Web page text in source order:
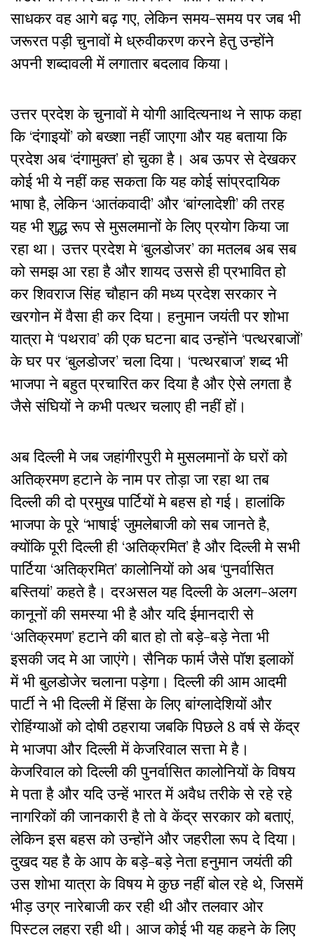
साधकर वह आगे बढ़ गए, लेकिन समय-समय पर जब भी
जरूरत पड़ी चुनावों मे ध्रुवीकरण करने हेतु उन्होंने
अपनी शब्दावली में लगातार बदलाव किया।
उत्तर प्रदेश के चुनावों मे योगी आदित्यनाथ ने साफ कहा
कि ‘दंगाइयों’ को बख्शा नहीं जाएगा और यह बताया कि
प्रदेश अब ‘दंगामुक्त’ हो चुका है। अब ऊपर से देखकर
कोई भी ये नहीं कह सकता कि यह कोई सांप्रदायिक
भाषा है, लेकिन ‘आतंकवादी’ और ‘बांग्लादेशी’ की तरह
यह भी शुद्ध रूप से मुसलमानों के लिए प्रयोग किया जा
रहा था। उत्तर प्रदेश मे ‘बुलडोजर’ का मतलब अब सब
को समझ आ रहा है और शायद उससे ही प्रभावित हो
कर शिवराज सिंह चौहान की मध्य प्रदेश सरकार ने
खरगोन में वैसा ही कर दिया। हनुमान जयंती पर शोभा
यात्रा मे ‘पथराव’ की एक घटना बाद उन्होंने ‘पत्थरबाजों’
के घर पर ‘बुलडोजर’ चला दिया। ‘पत्थरबाज’ शब्द भी
भाजपा ने बहुत प्रचारित कर दिया है और ऐसे लगता है
जैसे संघियों ने कभी पत्थर चलाए ही नहीं हों।
अब दिल्ली मे जब जहांगीरपुरी मे मुसलमानों के घरों को
अतिक्रमण हटाने के नाम पर तोड़ा जा रहा था तब
दिल्ली की दो प्रमुख पार्टियों मे बहस हो गई। हालांकि
भाजपा के पूरे ‘भाषाई’ जुमलेबाजी को सब जानते है,
क्योंकि पूरी दिल्ली ही ‘अतिक्रमित’ है और दिल्ली मे सभी
पार्टिया ‘अतिक्रमित’ कालोनियों को अब ‘पुनर्वासित
बस्तियां’ कहते है। दरअसल यह दिल्ली के अलग-अलग
कानूनों की समस्या भी है और यदि ईमानदारी से
‘अतिक्रमण’ हटाने की बात हो तो बड़े-बड़े नेता भी
इसकी जद मे आ जाएंगे। सैनिक फार्म जैसे पॉश इलाकों
में भी बुलडोजेर चलाना पड़ेगा। दिल्ली की आम आदमी
पार्टी ने भी दिल्ली में हिंसा के लिए बांग्लादेशियों और
रोहिंग्याओं को दोषी ठहराया जबकि पिछले 8 वर्ष से केंद्र
मे भाजपा और दिल्ली में केजरिवाल सत्ता मे है।
केजरिवाल को दिल्ली की पुनर्वासित कालोनियों के विषय
मे पता है और यदि उन्हें भारत में अवैध तरीके से रहे रहे
नागरिकों की जानकारी है तो वे केंद्र सरकार को बताएं,
लेकिन इस बहस को उन्होंने और जहरीला रूप दे दिया।
दुखद यह है के आप के बड़े-बड़े नेता हनुमान जयंती की
उस शोभा यात्रा के विषय मे कुछ नहीं बोल रहे थे, जिसमें
भीड़ उग्र नारेबाजी कर रही थी और तलवार ओर
पिस्टल लहरा रही थी। आज कोई भी यह कहने के लिए